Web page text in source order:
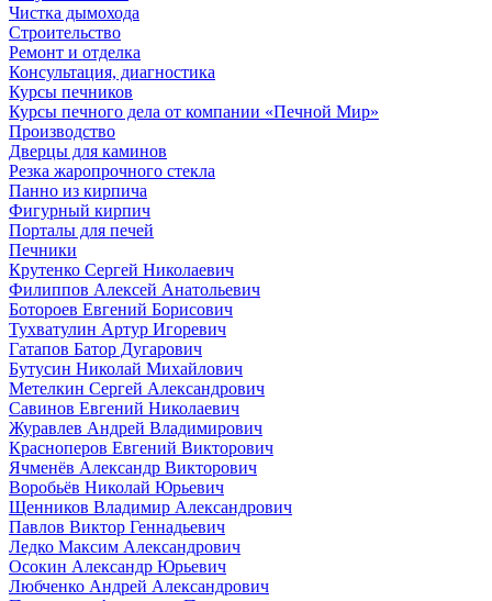
Чистка дымохода
Строительство
Ремонт и отделка
Консультация, диагностика
Курсы печников
Курсы печного дела от компании «Печной Мир»
Производство
Дверцы для каминов
Резка жаропрочного стекла
Панно из кирпича
Фигурный кирпич
Порталы для печей
Печники
Крутенко Сергей Николаевич
Филиппов Алексей Анатольевич
Ботороев Евгений Борисович
Тухватулин Артур Игоревич
Гатапов Батор Дугарович
Бутусин Николай Михайлович
Метелкин Сергей Александрович
Савинов Евгений Николаевич
Журавлев Андрей Владимирович
Красноперов Евгений Викторович
Ячменёв Александр Викторович
Воробьёв Николай Юрьевич
Щенников Владимир Александрович
Павлов Виктор Геннадьевич
Ледко Максим Александрович
Осокин Александр Юрьевич
Любченко Андрей Александрович